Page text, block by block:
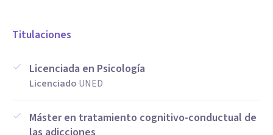
Titulaciones
Licenciada en Psicología
Licenciado UNED
Máster en tratamiento cognitivo-conductual de